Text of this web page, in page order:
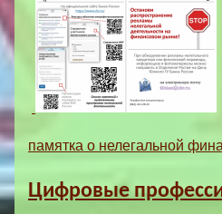
памятка о нелегальной
Цифровые